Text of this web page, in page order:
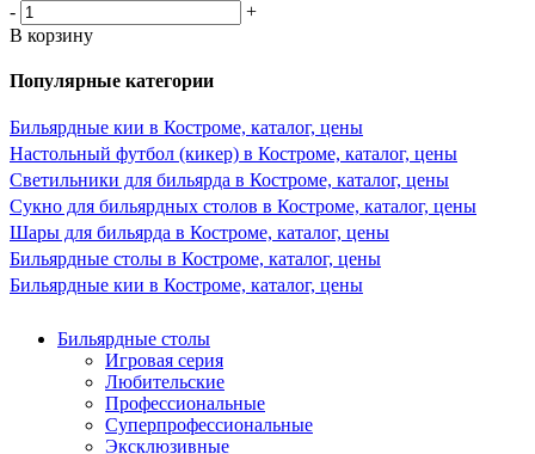
-
+
В корзину
Популярные категории
Бильярдные кии в Костроме, каталог, цены
Настольный футбол (кикер) в Костроме, каталог, цены
Светильники для бильярда в Костроме, каталог, цены
Сукно для бильярдных столов в Костроме, каталог, цены
Шары для бильярда в Костроме, каталог, цены
Бильярдные столы в Костроме, каталог, цены
Бильярдные кии в Костроме, каталог, цены
Бильярдные столы
Игровая серия
Любительские
Профессиональные
Суперпрофессиональные
Эксклюзивные